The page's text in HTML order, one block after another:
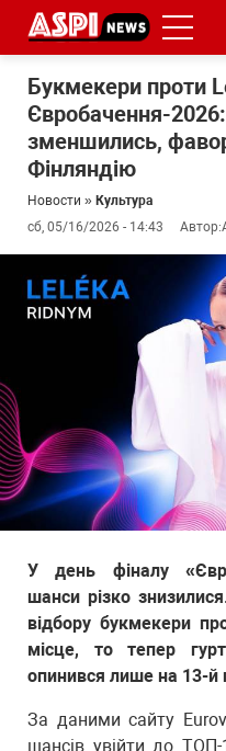
Букмекери проти
Євробачення-
зменшились,
Фінляндію
Новости » Культура
сб, 05/16/2026 - 14:43
Автор:
У день фіналу
шанси різко
відбору букмекери
місце, то тепер
опинився лише на 13-й
За даними сайту
шансів увійти до
корупцією